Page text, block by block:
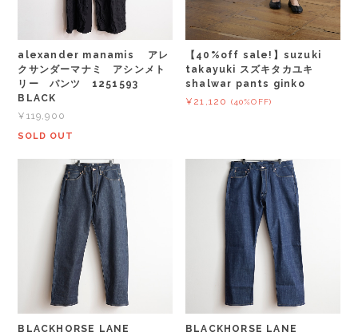
alexander manamis アレ
クサンダーマナミ アシンメト
リー パンツ 1251593
BLACK
¥119,900
SOLD OUT
【40%off sale!】suzuki
takayuki スズキタカユキ
shalwar pants ginko
¥21,120
(40%OFF)
BLACKHORSE LANE
BLACKHORSE LANE